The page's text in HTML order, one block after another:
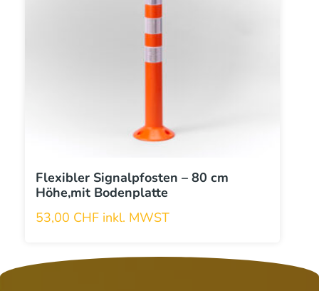
Flexibler Signalpfosten – 80 cm
Höhe,mit Bodenplatte
53,00 CHF inkl. MWST